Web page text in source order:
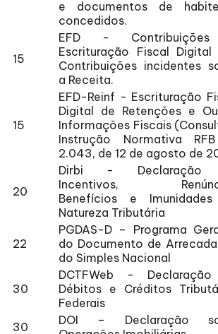
e documentos de
concedidos.
15
EFD -
Escrituração Fiscal Digital
Contribuições incidentes
a Receita.
15
EFD-Reinf - Escrituração
Digital de Retenções e
Informações Fiscais
Instrução Normativa
2.043, de 12 de agosto de
20
Dirbi - Declaração
Incentivos,
Benefícios e
Natureza Tributária
22
PGDAS-D – Programa
do Documento de
do Simples Nacional
30
DCTFWeb -
Débitos e Créditos
Federais
30
DOI – Declaração